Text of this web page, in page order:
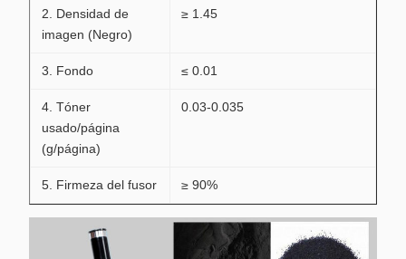
2. Densidad de
imagen (Negro)
≥ 1.45
3. Fondo ≤ 0.01
4. Tóner
usado/página
(g/página)
0.03-0.035
5. Firmeza del fusor ≥ 90%